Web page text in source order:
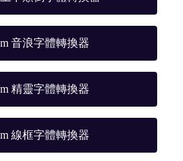
音浪字體轉換器
精靈字體轉換器
線框字體轉換器